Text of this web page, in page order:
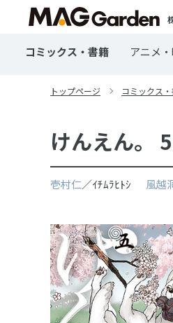
コミックス・書籍 アニメ
トップページ コミックス
けんえん。 5
壱村仁／ｲﾁﾑﾗﾋﾄｼ 風越